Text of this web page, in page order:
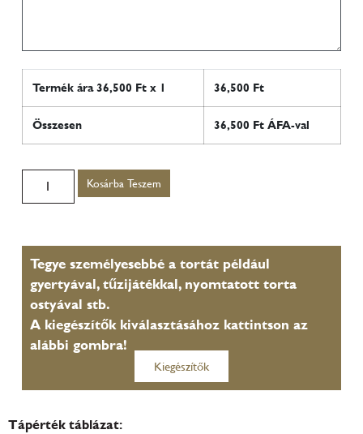
Termék ára36,500 Ft x 1 36,500 Ft
Összesen 36,500 Ft ÁFA-val
Kosárba Teszem
Tegye személyesebbé a tortát például
gyertyával, tűzijátékkal, nyomtatott torta
ostyával stb.
A kiegészítők kiválasztásához kattintson az
alábbi gombra!
Kiegészítők
Tápérték táblázat: